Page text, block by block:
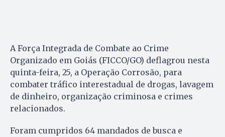
A Força Integrada de Combate ao Crime
Organizado em Goiás (FICCO/GO) deflagrou nesta
quinta-feira, 25, a Operação Corrosão, para
combater tráfico interestadual de drogas, lavagem
de dinheiro, organização criminosa e crimes
relacionados.
Foram cumpridos 64 mandados de busca e